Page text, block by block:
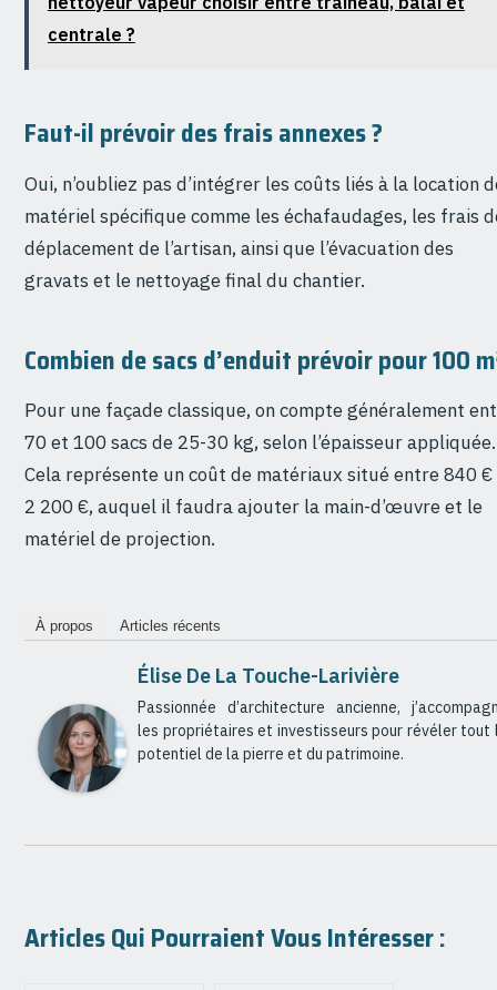
centrale ?
Faut-il prévoir des frais annexes ?
Oui, n’oubliez pas d’intégrer les coûts liés à la location
matériel spécifique comme les échafaudages, les frais
déplacement de l’artisan, ainsi que l’évacuation des
gravats et le nettoyage final du chantier.
Combien de sacs d’enduit prévoir pour 100
Pour une façade classique, on compte généralement
70 et 100 sacs de 25-30 kg, selon l’épaisseur appliquée.
Cela représente un coût de matériaux situé entre 840
2 200 €, auquel il faudra ajouter la main-d’œuvre et le
matériel de projection.
À propos Articles récents
Élise De La Touche-Larivière
Passionnée d’architecture ancienne,
les propriétaires et investisseurs pour révéler tout
potentiel de la pierre et du patrimoine.
Articles Qui Pourraient Vous Intéresser :